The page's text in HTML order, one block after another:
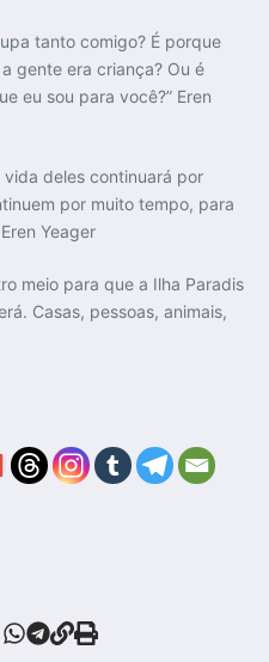
tanto comigo? É porque
gente era criança? Ou é
eu sou para você?” Eren
vida deles continuará por
por muito tempo, para
Yeager
meio para que a Ilha Paradis
Casas, pessoas, animais,